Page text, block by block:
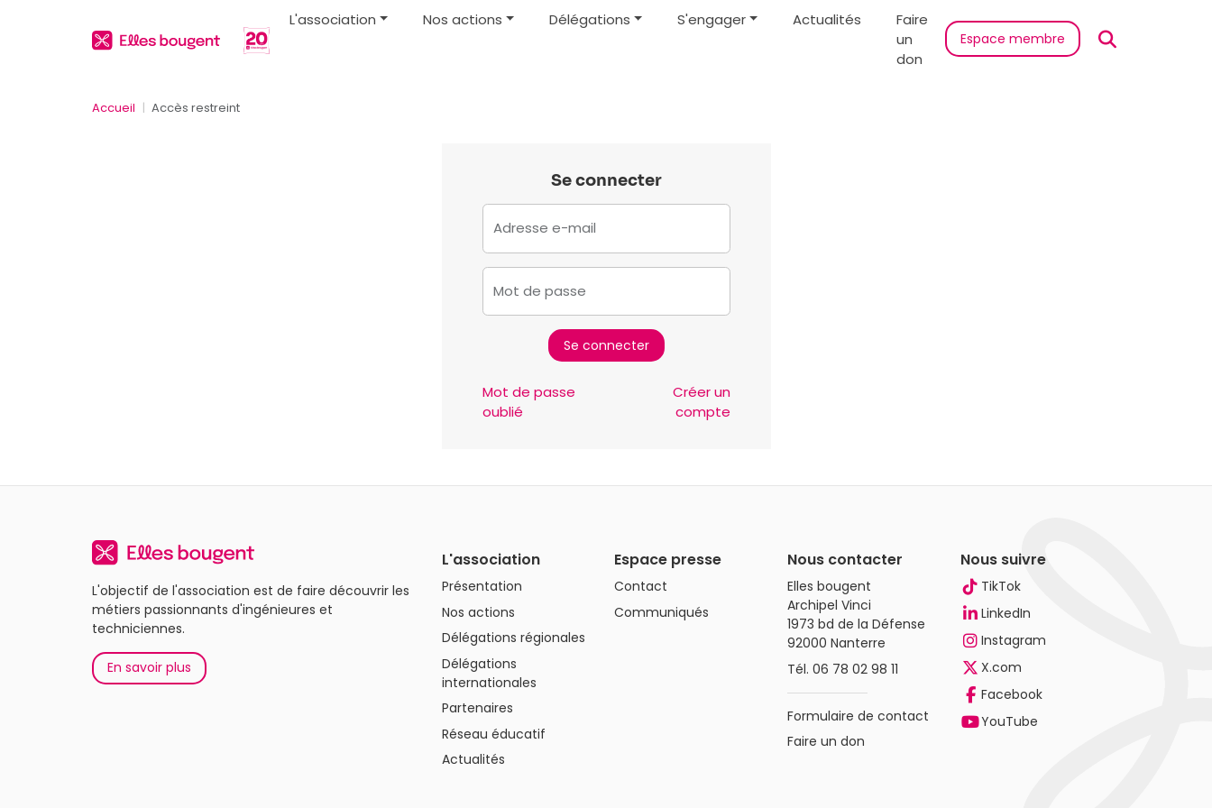
L'association Nos actions Délégations S'engager Actualités
Faire
un
don
Espace membre
Accueil Accès restreint
Se connecter
Adresse e-mail
Mot de passe
Mot de passe
oublié
Créer un
compte
L'objectif de l'association est de faire découvrir les
métiers passionnants d'ingénieures et
techniciennes.
En savoir plus
L'association
Présentation
Nos actions
Délégations régionales
Délégations
internationales
Partenaires
Réseau éducatif
Actualités
Espace presse
Contact
Communiqués
Nous contacter
Elles bougent
Archipel Vinci
1973 bd de la Défense
92000 Nanterre
Tél.06 78 02 98 11
Formulaire de contact
Faire un don
Nous suivre
TikTok
LinkedIn
Instagram
X.com
Facebook
YouTube